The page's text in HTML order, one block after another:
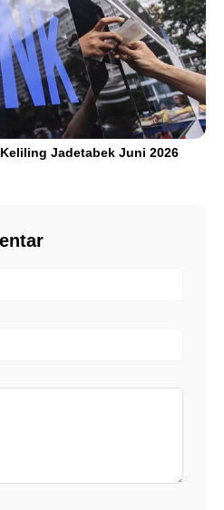
Jadetabek Juni 2026